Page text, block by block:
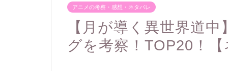
アニメの考察・感想・ネタバレ
【月が導く異世界道
グを考察！TOP20！